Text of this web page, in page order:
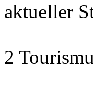
aktueller
2